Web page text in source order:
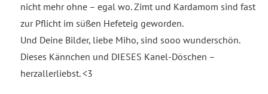
nicht mehr ohne – egal wo. Zimt und Kardamom sind fast
zur Pflicht im süßen Hefeteig geworden.
Und Deine Bilder, liebe Miho, sind sooo wunderschön.
Dieses Kännchen und DIESES Kanel-Döschen –
herzallerliebst. <3